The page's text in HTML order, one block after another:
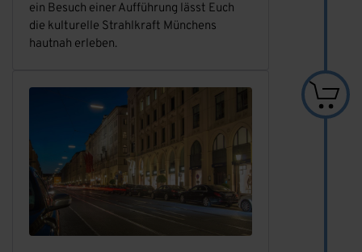
ein Besuch einer Aufführung lässt Euch
die kulturelle Strahlkraft Münchens
hautnah erleben.